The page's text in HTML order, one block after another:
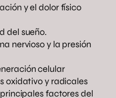
y el dolor físico
del sueño.
nervioso y la presión
celular
oxidativo y radicales
factores del